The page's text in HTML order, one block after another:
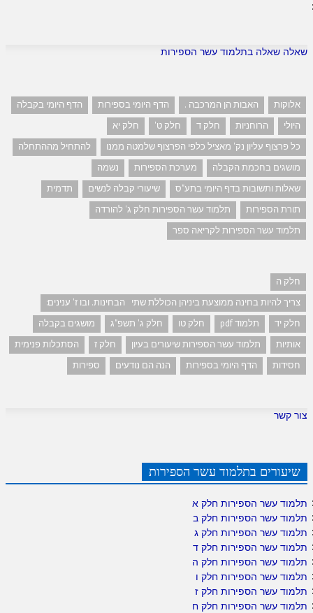
שאלה שאלה בתלמוד עשר הספירות
אלוקות האבות הן המרכבה . הדף היומי בספירות
הדף היומי בקבלה
היולי
הרוחניות חלק ד חלק ט'
חלק יא
כל פרצוף עליון נק' מאציל כלפי הפרצוף שלמטה ממנו
להתחיל מההתחלה
מושגים בחכמת הקבלה
מערכת הספירות
נשמה
שאלות ותשובות בדף היומי בתע"ס
שיעורי קבלה לנשים
תדמית
תורת הספירות
תלמוד עשר הספירות חלק ג' להורדה
תלמוד עשר הספירות לקריאה ספר
חלק ה
צריך להיות בחינה ממוצעת ביניהן הכוללת שתי הבחינות. ובו ז' ענינים:
חלק יד
תלמוד pdf חלק טו חלק ג' תשפ"ג
מושגים בקבלה
אותיות
תלמוד עשר הספירות שיעורים בעיון חלק ז
הסתכלות פנימית
חסידות
הדף היומי בספירות הנה הם נודעים ספירות
צור קשר
שיעורים בתלמוד עשר הספירות
תלמוד עשר הספירות חלק א
תלמוד עשר הספירות חלק ב
תלמוד עשר הספירות חלק ג
תלמוד עשר הספירות חלק ד
תלמוד עשר הספירות חלק ה
תלמוד עשר הספירות חלק ו
תלמוד עשר הספירות חלק ז
תלמוד עשר הספירות חלק ח